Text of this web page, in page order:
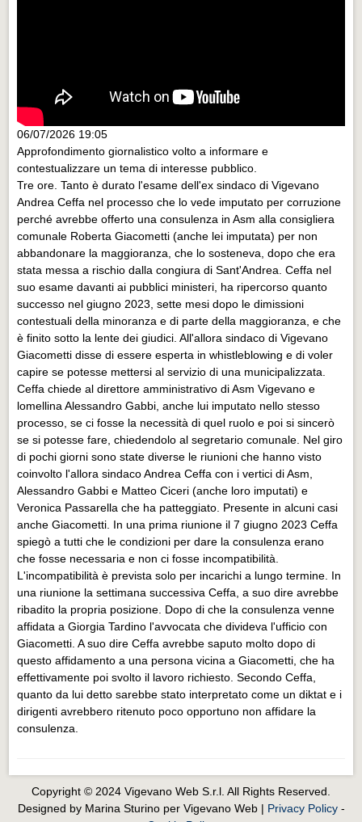
06/07/2026 19:05
Approfondimento giornalistico volto a informare e
contestualizzare un tema di interesse pubblico.
Tre ore. Tanto è durato l'esame dell'ex sindaco di Vigevano
Andrea Ceffa nel processo che lo vede imputato per corruzione
perché avrebbe offerto una consulenza in Asm alla consigliera
comunale Roberta Giacometti (anche lei imputata) per non
abbandonare la maggioranza, che lo sosteneva, dopo che era
stata messa a rischio dalla congiura di Sant'Andrea. Ceffa nel
suo esame davanti ai pubblici ministeri, ha ripercorso quanto
successo nel giugno 2023, sette mesi dopo le dimissioni
contestuali della minoranza e di parte della maggioranza, e che
è finito sotto la lente dei giudici. All'allora sindaco di Vigevano
Giacometti disse di essere esperta in whistleblowing e di voler
capire se potesse mettersi al servizio di una municipalizzata.
Ceffa chiede al direttore amministrativo di Asm Vigevano e
lomellina Alessandro Gabbi, anche lui imputato nello stesso
processo, se ci fosse la necessità di quel ruolo e poi si sincerò
se si potesse fare, chiedendolo al segretario comunale. Nel giro
di pochi giorni sono state diverse le riunioni che hanno visto
coinvolto l'allora sindaco Andrea Ceffa con i vertici di Asm,
Alessandro Gabbi e Matteo Ciceri (anche loro imputati) e
Veronica Passarella che ha patteggiato. Presente in alcuni casi
anche Giacometti. In una prima riunione il 7 giugno 2023 Ceffa
spiegò a tutti che le condizioni per dare la consulenza erano
che fosse necessaria e non ci fosse incompatibilità.
L'incompatibilità è prevista solo per incarichi a lungo termine. In
una riunione la settimana successiva Ceffa, a suo dire avrebbe
ribadito la propria posizione. Dopo di che la consulenza venne
affidata a Giorgia Tardino l'avvocata che divideva l'ufficio con
Giacometti. A suo dire Ceffa avrebbe saputo molto dopo di
questo affidamento a una persona vicina a Giacometti, che ha
effettivamente poi svolto il lavoro richiesto. Secondo Ceffa,
quanto da lui detto sarebbe stato interpretato come un diktat e i
dirigenti avrebbero ritenuto poco opportuno non affidare la
consulenza.
Copyright © 2024 Vigevano Web S.r.l. All Rights Reserved.
Designed by Marina Sturino per Vigevano Web | Privacy Policy-